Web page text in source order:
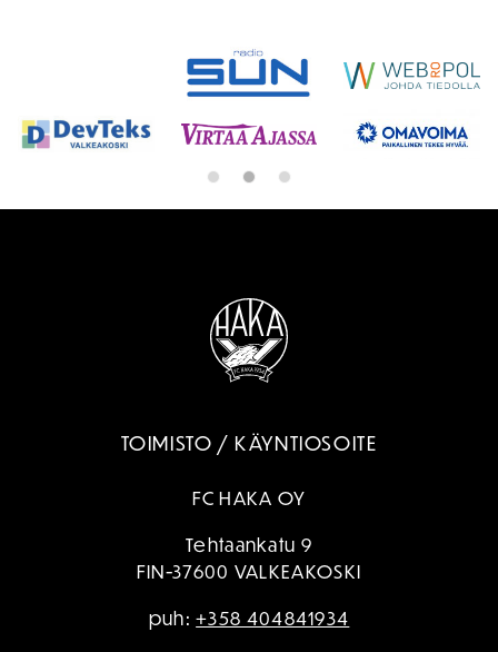
TOIMISTO / KÄYNTIOSOITE
FC HAKA OY
Tehtaankatu 9
FIN-37600 VALKEAKOSKI
puh:+358 404841934